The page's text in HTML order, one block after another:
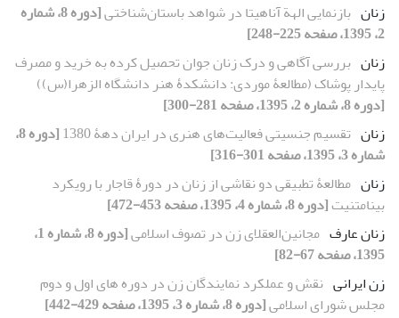
زنان بازنمایی الهة آناهیتا در شواهد باستان‌شناختی
[دوره 8، شماره
2، 1395، صفحه 225-248]
زنان بررسی آگاهی و درک زنان جوان تحصیل کرده به خرید و مصرف
پایدار پوشاک (مطالعۀ موردی: دانشکدۀ هنر دانشگاه الزهرا(س))
[دوره 8، شماره 2، 1395، صفحه 281-300]
زنان تقسیم جنسیتی فعالیت‌های هنری در ایران دهۀ 1380
[دوره 8،
شماره 3، 1395، صفحه 301-316]
زنان مطالعۀ تطبیقی دو نقاشی از زنان در دورۀ قاجار با رویکرد
بینامتنیت[دوره 8، شماره 4، 1395، صفحه 453-472]
زنان عارف مجانین‌العقلای زن در تصوف اسلامی
[دوره 8، شماره 1،
1395، صفحه 67-82]
زن ایرانی نقش و عملکرد نمایندگان زن در دوره‏ های اول و دوم
مجلس شورای اسلامی[دوره 8، شماره 3، 1395، صفحه 429-442]